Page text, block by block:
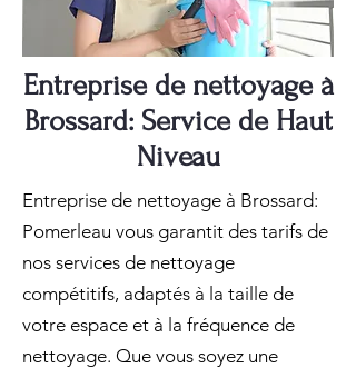
Entreprise de nettoyage à
Brossard: Service de Haut
Niveau
Entreprise de nettoyage à Brossard:
Pomerleau vous garantit des tarifs de
nos services de nettoyage
compétitifs, adaptés à la taille de
votre espace et à la fréquence de
nettoyage. Que vous soyez une